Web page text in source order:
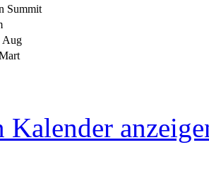
Summit
Aug
Kalender